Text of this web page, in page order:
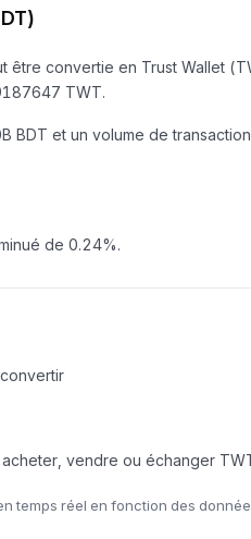
être convertie en Trust Wallet
TWT.
BDT et un volume de
de 0.24%.
vendre ou échanger
temps réel en fonction des